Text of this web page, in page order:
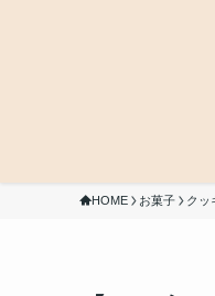
HOME お菓子 クッ